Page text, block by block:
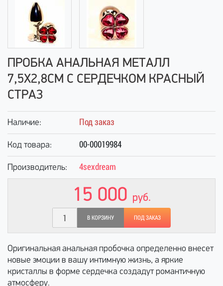
ПРОБКА АНАЛЬНАЯ МЕТАЛЛ
7,5Х2,8СМ С СЕРДЕЧКОМ КРАСНЫЙ
СТРАЗ
Наличие: Под заказ
Код товара: 00-00019984
Производитель: 4sexdream
15 000 руб.
В КОРЗИНУ ПОД ЗАКАЗ
Оригинальная анальная пробочка определенно внесет
новые эмоции в вашу интимную жизнь, а яркие
кристаллы в форме сердечка создадут романтичную
атмосферу.